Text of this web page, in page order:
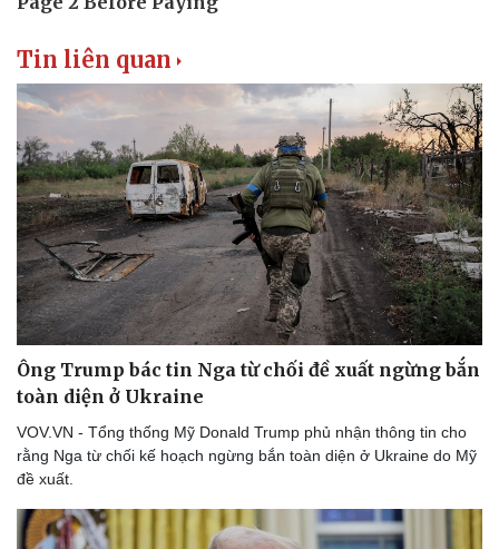
Tin liên quan
Ông Trump bác tin Nga từ chối đề xuất ngừng bắn
toàn diện ở Ukraine
VOV.VN - Tổng thống Mỹ Donald Trump phủ nhận thông tin cho
rằng Nga từ chối kế hoạch ngừng bắn toàn diện ở Ukraine do Mỹ
đề xuất.